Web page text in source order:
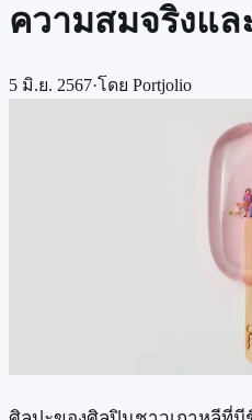
ความสมจริงแล
5 มิ.ย. 2567·โดย Portjolio